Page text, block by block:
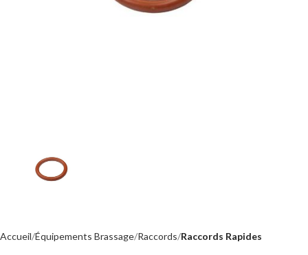
Accueil Équipements Brassage Raccords Raccords Rapides